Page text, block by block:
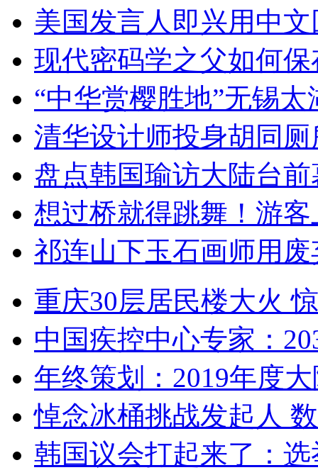
美国发言人即兴用中
现代密码学之父如何
“中华赏樱胜地”无锡
清华设计师投身胡同
盘点韩国瑜访大陆台
想过桥就得跳舞！游客
祁连山下玉石画师用
重庆30层居民楼大火
中国疾控中心专家：
年终策划：2019年度
悼念冰桶挑战发起人
韩国议会打起来了：